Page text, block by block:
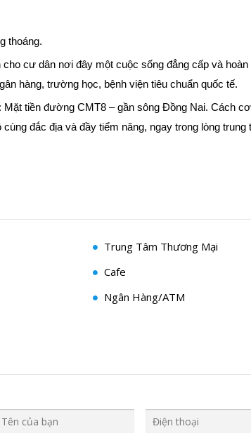
thoáng.
cư dân nơi đây một cuộc sống đẳng cấp và
hàng, trường học, bệnh viện tiêu chuẩn quốc tế.
tiền đường CMT8 – gần sông Đồng Nai. Cách
đắc địa và đầy tiểm năng, ngay trong lòng trung
Trung Tâm Thương Mại
Cafe
Ngân Hàng/ATM